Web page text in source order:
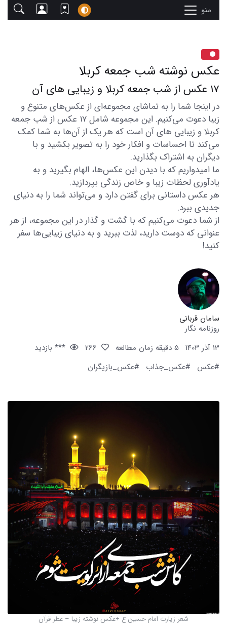
منو
عکس نوشته شب جمعه کربلا
17 عکس از شب جمعه کربلا و زیبایی های آن
در اینجا شما را به تماشای مجموعه‌ای از عکس‌های متنوع و
زیبا دعوت می‌کنیم. این مجموعه شامل 17 عکس از شب جمعه
کربلا و زیبایی های آن است که هر یک از آن‌ها به شما کمک
می‌کند تا احساسات و افکار خود را به تصویر بکشید و با
دیگران به اشتراک بگذارید.
ما امیدواریم که با دیدن این عکس‌ها، الهام بگیرید و به
یادآوری لحظات زیبا و خاص زندگی بپردازید.
هر عکس داستانی برای گفتن دارد و می‌تواند شما را به دنیای
جدیدی ببرد.
از شما دعوت می‌کنیم که با گشت و گذار در این مجموعه، از هر
عنوانی که دوست دارید، لذت ببرید و به دنیای زیبایی‌ها سفر
کنید!
سامان قربانی
روزنامه نگار
13 آذر 1403
5 دقیقه زمان مطالعه
*** بازدید
#عکس
#عکس_جذاب #عکس_بازیگران
شعر زیارت امام حسین ع +عکس نوشته زیبا – عطر قرآن